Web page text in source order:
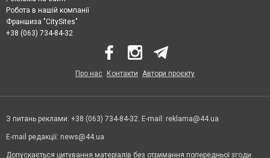
Робота в нашій компанії
Франшиза "CitySites"
+38 (063) 734-84-32
Про нас Контакти Автори проєкту
З питань реклами: +38 (063) 734-84-32. E-mail: reklama@44.ua
E-mail редакції: news@44.ua
Допускається цитування матеріалів без отримання попередньої згоди